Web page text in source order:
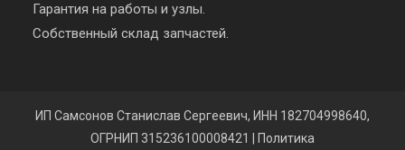
Гарантия на работы и узлы.
Собственный склад запчастей.
ИП Самсонов Станислав Сергеевич, ИНН 182704998640,
ОГРНИП 315236100008421
Политика